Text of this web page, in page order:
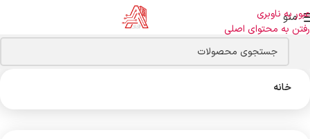
عبور به ناوبری
رفتن به محتوای اصلی
منو
خانه